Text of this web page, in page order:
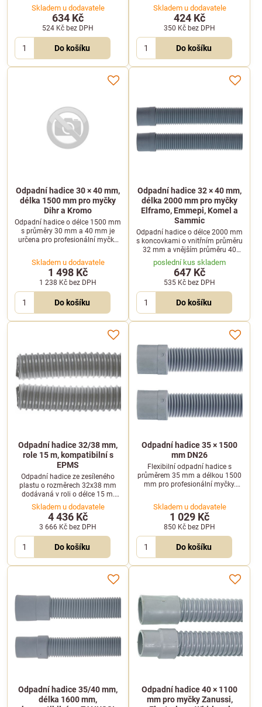
rovnou koncovkou s vnitřním
průměrem 30 mm pro
profesionální myčky.
Skladem u dodavatele
634 Kč
524 Kč bez DPH
Do košíku
Skladem u dodavatele
424 Kč
350 Kč bez DPH
Do košíku
Odpadní hadice 30 × 40 mm,
délka 1500 mm pro myčky
Dihr a Kromo
Odpadní hadice o délce 1500 mm
s průměry 30 mm a 40 mm je
určena pro profesionální myčky
mycího systému.
Skladem u dodavatele
1 498 Kč
1 238 Kč bez DPH
Do košíku
Odpadní hadice 32 × 40 mm,
délka 2000 mm pro myčky
Elframo, Emmepi, Komel a
Sammic
Odpadní hadice o délce 2000 mm
s koncovkami o vnitřním průměru
32 mm a vnějším průměru 40
mm pro profesionální myčky
Elframo, Emmepi, Komel a
Sammic.
poslední kus skladem
647 Kč
535 Kč bez DPH
Do košíku
Odpadní hadice 32/38 mm,
role 15 m, kompatibilní s
EPMS
Odpadní hadice ze zesíleného
plastu o rozměrech 32x38 mm
dodávaná v roli o délce 15 m.
Vnitřní hladký povrch brání
usazování nečistot.
Skladem u dodavatele
4 436 Kč
3 666 Kč bez DPH
Do košíku
Odpadní hadice 35 × 1500
mm DN26
Flexibilní odpadní hadice s
průměrem 35 mm a délkou 1500
mm pro profesionální myčky.
Skladem u dodavatele
1 029 Kč
850 Kč bez DPH
Do košíku
Odpadní hadice 35/40 mm,
délka 1600 mm,
Odpadní hadice 40 × 1100
mm pro myčky Zanussi,